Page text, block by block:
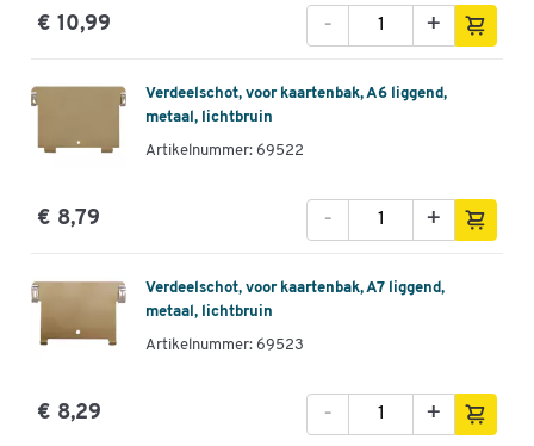
€ 10,99 +
-
Verdeelschot, voor kaartenbak, A6 liggend,
metaal, lichtbruin
Artikelnummer: 69522
€ 8,79 +
-
Verdeelschot, voor kaartenbak, A7 liggend,
metaal, lichtbruin
Artikelnummer: 69523
€ 8,29 +
-